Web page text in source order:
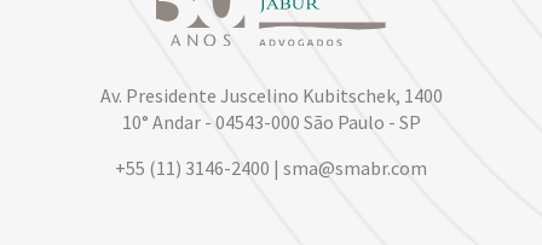
Av. Presidente Juscelino Kubitschek, 1400
10° Andar - 04543-000 São Paulo - SP
+55 (11) 3146-2400 | sma@smabr.com